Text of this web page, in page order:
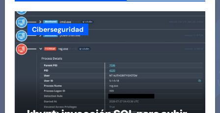
Ciberseguridad